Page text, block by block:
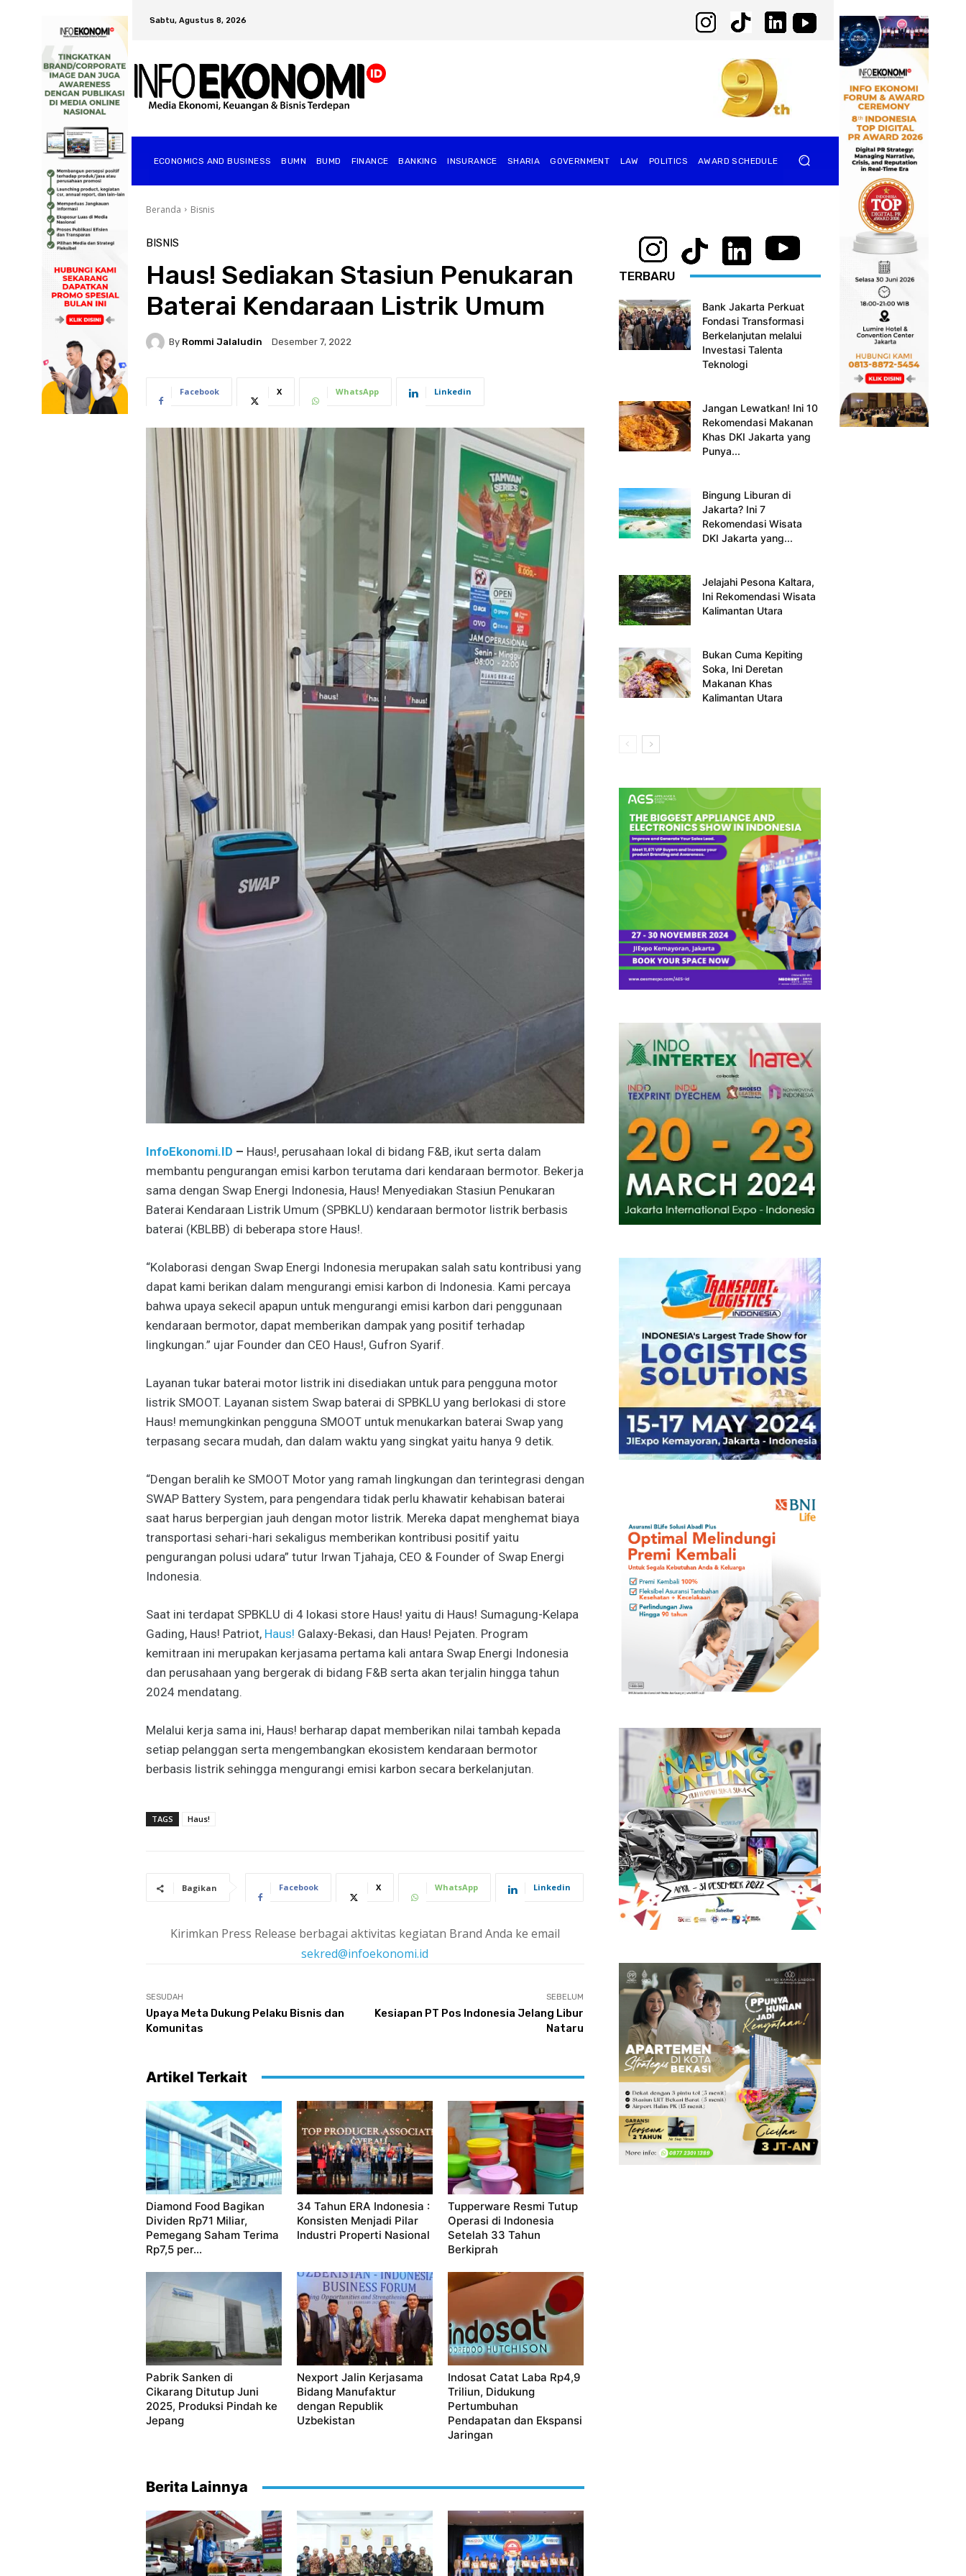
Sabtu, Agustus 8, 2026
ECONOMICS AND BUSINESS BUMN BUMD FINANCE BANKING INSURANCE SHARIA GOVERNMENT ⁠LAW POLITICS AWARD SCHEDULE
Beranda Bisnis
BISNIS
Haus! Sediakan Stasiun Penukaran
Baterai Kendaraan Listrik Umum
By Rommi Jalaludin Desember 7, 2022
Facebook X WhatsApp Linkedin
InfoEkonomi.ID – Haus!, perusahaan lokal di bidang F&B, ikut serta dalam
membantu pengurangan emisi karbon terutama dari kendaraan bermotor. Bekerja
sama dengan Swap Energi Indonesia, Haus! Menyediakan Stasiun Penukaran
Baterai Kendaraan Listrik Umum (SPBKLU) kendaraan bermotor listrik berbasis
baterai (KBLBB) di beberapa store Haus!.
“Kolaborasi dengan Swap Energi Indonesia merupakan salah satu kontribusi yang
dapat kami berikan dalam mengurangi emisi karbon di Indonesia. Kami percaya
bahwa upaya sekecil apapun untuk mengurangi emisi karbon dari penggunaan
kendaraan bermotor, dapat memberikan dampak yang positif terhadap
lingkungan.” ujar Founder dan CEO Haus!, Gufron Syarif.
Layanan tukar baterai motor listrik ini disediakan untuk para pengguna motor
listrik SMOOT. Layanan sistem Swap baterai di SPBKLU yang berlokasi di store
Haus! memungkinkan pengguna SMOOT untuk menukarkan baterai Swap yang
terpasang secara mudah, dan dalam waktu yang singkat yaitu hanya 9 detik.
“Dengan beralih ke SMOOT Motor yang ramah lingkungan dan terintegrasi dengan
SWAP Battery System, para pengendara tidak perlu khawatir kehabisan baterai
saat harus berpergian jauh dengan motor listrik. Mereka dapat menghemat biaya
transportasi sehari-hari sekaligus memberikan kontribusi positif yaitu
pengurangan polusi udara” tutur Irwan Tjahaja, CEO & Founder of Swap Energi
Indonesia.
Saat ini terdapat SPBKLU di 4 lokasi store Haus! yaitu di Haus! Sumagung-Kelapa
Gading, Haus! Patriot, Haus! Galaxy-Bekasi, dan Haus! Pejaten. Program
kemitraan ini merupakan kerjasama pertama kali antara Swap Energi Indonesia
dan perusahaan yang bergerak di bidang F&B serta akan terjalin hingga tahun
2024 mendatang.
Melalui kerja sama ini, Haus! berharap dapat memberikan nilai tambah kepada
setiap pelanggan serta mengembangkan ekosistem kendaraan bermotor
berbasis listrik sehingga mengurangi emisi karbon secara berkelanjutan.
TAGS Haus!
Bagikan Facebook X WhatsApp Linkedin
Kirimkan Press Release berbagai aktivitas kegiatan Brand Anda ke email
sekred@infoekonomi.id
SESUDAH
Upaya Meta Dukung Pelaku Bisnis dan
Komunitas
SEBELUM
Kesiapan PT Pos Indonesia Jelang Libur
Nataru
Artikel Terkait
Diamond Food Bagikan
Dividen Rp71 Miliar,
Pemegang Saham Terima
Rp7,5 per...
34 Tahun ERA Indonesia :
Konsisten Menjadi Pilar
Industri Properti Nasional
Tupperware Resmi Tutup
Operasi di Indonesia
Setelah 33 Tahun
Berkiprah
Pabrik Sanken di
Cikarang Ditutup Juni
2025, Produksi Pindah ke
Jepang
Nexport Jalin Kerjasama
Bidang Manufaktur
dengan Republik
Uzbekistan
Indosat Catat Laba Rp4,9
Triliun, Didukung
Pertumbuhan
Pendapatan dan Ekspansi
Jaringan
Berita Lainnya
TERBARU
Bank Jakarta Perkuat
Fondasi Transformasi
Berkelanjutan melalui
Investasi Talenta
Teknologi
Jangan Lewatkan! Ini 10
Rekomendasi Makanan
Khas DKI Jakarta yang
Punya...
Bingung Liburan di
Jakarta? Ini 7
Rekomendasi Wisata
DKI Jakarta yang...
Jelajahi Pesona Kaltara,
Ini Rekomendasi Wisata
Kalimantan Utara
Bukan Cuma Kepiting
Soka, Ini Deretan
Makanan Khas
Kalimantan Utara